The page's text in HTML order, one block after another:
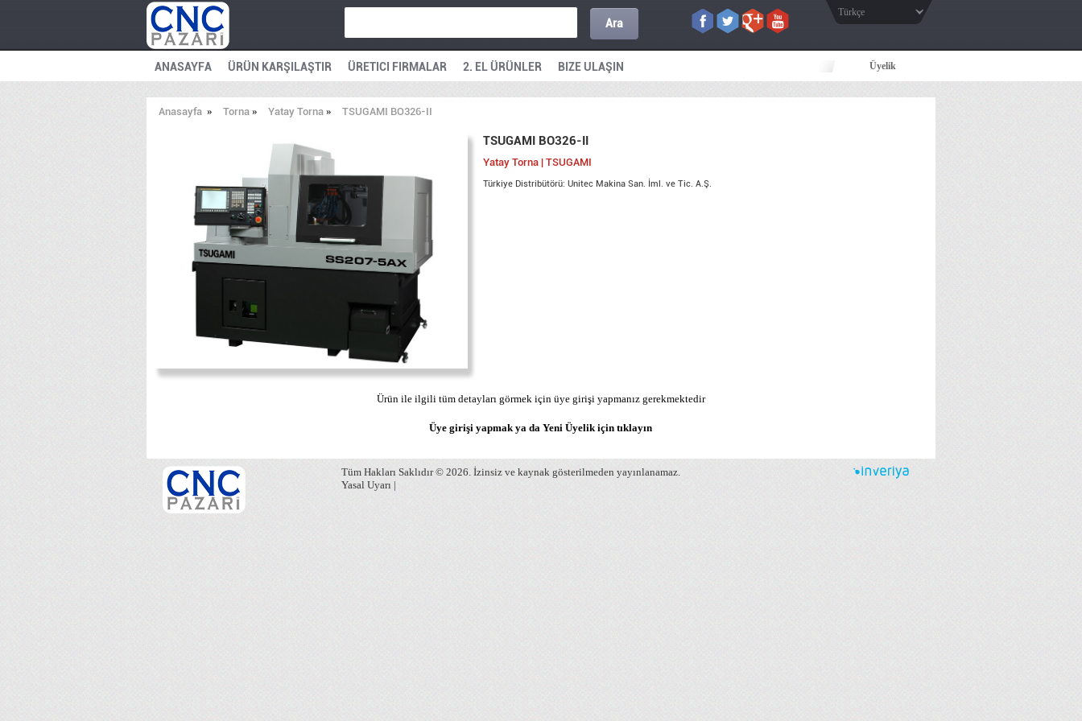
Ara
Türkçe
ANASAYFA ÜRÜN KARŞILAŞTIR ÜRETICI FIRMALAR 2. EL ÜRÜNLER BIZE ULAŞIN Üyelik
Anasayfa» Torna» Yatay Torna» TSUGAMI BO326-II
TSUGAMI BO326-II
Yatay Torna | TSUGAMI
Türkiye Distribütörü: Unitec Makina San. İml. ve Tic. A.Ş.
Ürün ile ilgili tüm detayları görmek için üye girişi yapmanız gerekmektedir
Üye girişi yapmak ya da Yeni Üyelik içintıklayın
Tüm Hakları Saklıdır © 2026. İzinsiz ve kaynak gösterilmeden yayınlanamaz.
Yasal Uyarı|